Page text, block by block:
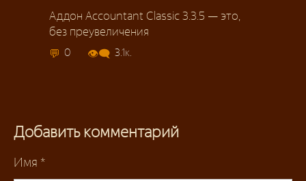
Аддон Accountant Classic 3.3.5 — это,
без преувеличения
0 3.1к.
Добавить комментарий
Имя *